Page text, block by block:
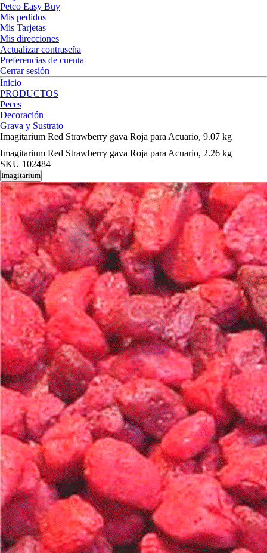
Petco Easy Buy
Mis pedidos
Mis Tarjetas
Mis direcciones
Actualizar contraseña
Preferencias de cuenta
Cerrar sesión
Inicio
PRODUCTOS
Peces
Decoración
Grava y Sustrato
Imagitarium Red Strawberry gava Roja para Acuario, 9.07 kg
Imagitarium Red Strawberry gava Roja para Acuario, 2.26 kg
SKU 102484
Imagitarium